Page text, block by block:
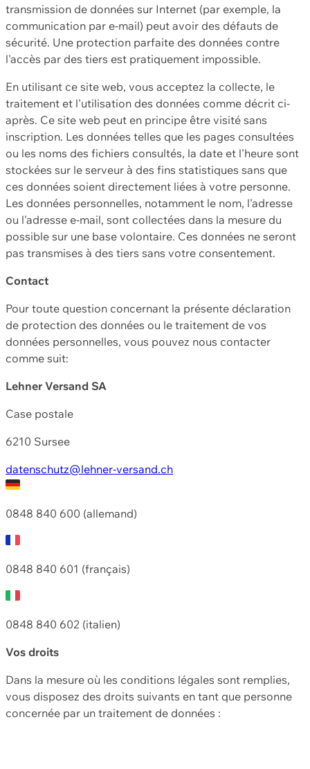
transmission de données sur Internet (par exemple, la
communication par e-mail) peut avoir des défauts de
sécurité. Une protection parfaite des données contre
l'accès par des tiers est pratiquement impossible.
En utilisant ce site web, vous acceptez la collecte, le
traitement et l'utilisation des données comme décrit ci-
après. Ce site web peut en principe être visité sans
inscription. Les données telles que les pages consultées
ou les noms des fichiers consultés, la date et l'heure sont
stockées sur le serveur à des fins statistiques sans que
ces données soient directement liées à votre personne.
Les données personnelles, notamment le nom, l'adresse
ou l'adresse e-mail, sont collectées dans la mesure du
possible sur une base volontaire. Ces données ne seront
pas transmises à des tiers sans votre consentement.
Contact
Pour toute question concernant la présente déclaration
de protection des données ou le traitement de vos
données personnelles, vous pouvez nous contacter
comme suit:
Lehner Versand SA
Case postale
6210 Sursee
datenschutz@lehner-versand.ch
0848 840 600 (allemand)
0848 840 601 (français)
0848 840 602 (italien)
Vos droits
Dans la mesure où les conditions légales sont remplies,
vous disposez des droits suivants en tant que personne
concernée par un traitement de données :